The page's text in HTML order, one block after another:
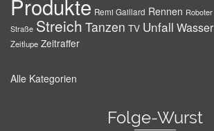
Produkte Remi Gaillard Rennen Roboter
Straße Streich Tanzen TV Unfall Wasser
Zeitlupe Zeitraffer
Alle Kategorien
Folge-Wurst